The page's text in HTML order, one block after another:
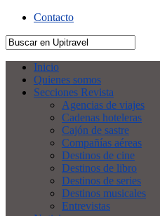
Contacto
Inicio
Quienes somos
Secciones Revista
Agencias de viajes
Cadenas hoteleras
Cajón de sastre
Compañías aéreas
Destinos de cine
Destinos de libro
Destinos de series
Destinos musicales
Entrevistas